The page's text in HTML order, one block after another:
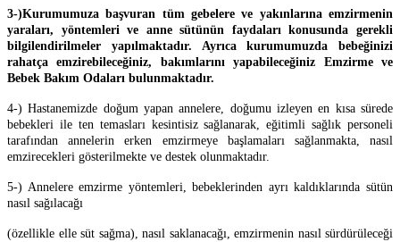
3-)Kurumumuza başvuran tüm gebelere ve yakınlarına emzirmenin
yaraları, yöntemleri ve anne sütünün faydaları konusunda gerekli
bilgilendirilmeler yapılmaktadır. Ayrıca kurumumuzda bebeğinizi
rahatça emzirebileceğiniz, bakımlarını yapabileceğiniz Emzirme ve
Bebek Bakım Odaları bulunmaktadır.
4-) Hastanemizde doğum yapan annelere, doğumu izleyen en kısa sürede
bebekleri ile ten temasları kesintisiz sağlanarak, eğitimli sağlık personeli
tarafından annelerin erken emzirmeye başlamaları sağlanmakta, nasıl
emzirecekleri gösterilmekte ve destek olunmaktadır.
5-) Annelere emzirme yöntemleri, bebeklerinden ayrı kaldıklarında sütün
nasıl sağılacağı
(özellikle elle süt sağma), nasıl saklanacağı, emzirmenin nasıl sürdürüleceği